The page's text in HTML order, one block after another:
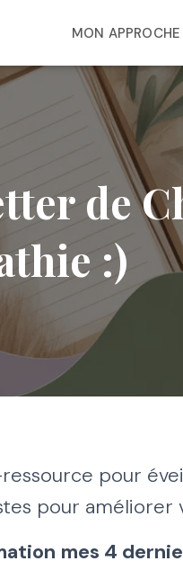
MON APPROCHE
de
:)
pour
pour améliorer
mes 4